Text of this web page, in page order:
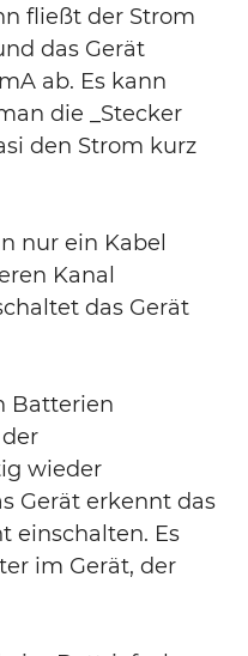
fließt der Strom
das Gerät
ab. Es kann
die _Stecker
den Strom kurz
nur ein Kabel
Kanal
das Gerät
Batterien
wieder
Gerät erkennt das
einschalten. Es
im Gerät, der